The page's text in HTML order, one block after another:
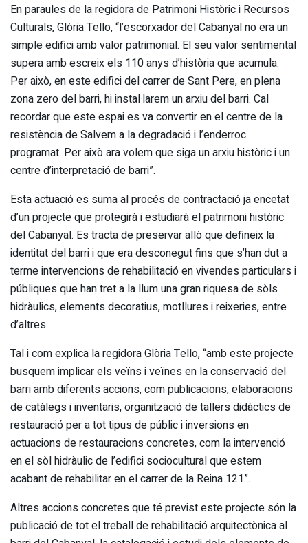
En paraules de la regidora de Patrimoni Històric i Recursos
Culturals, Glòria Tello, “l’escorxador del Cabanyal no era un
simple edifici amb valor patrimonial. El seu valor sentimental
supera amb escreix els 110 anys d’història que acumula.
Per això, en este edifici del carrer de Sant Pere, en plena
zona zero del barri, hi instal·larem un arxiu del barri. Cal
recordar que este espai es va convertir en el centre de la
resistència de Salvem a la degradació i l’enderroc
programat. Per això ara volem que siga un arxiu històric i un
centre d’interpretació de barri”.
Esta actuació es suma al procés de contractació ja encetat
d’un projecte que protegirà i estudiarà el patrimoni històric
del Cabanyal. Es tracta de preservar allò que defineix la
identitat del barri i que era desconegut fins que s’han dut a
terme intervencions de rehabilitació en vivendes particulars i
públiques que han tret a la llum una gran riquesa de sòls
hidràulics, elements decoratius, motllures i reixeries, entre
d’altres.
Tal i com explica la regidora Glòria Tello, “amb este projecte
busquem implicar els veïns i veïnes en la conservació del
barri amb diferents accions, com publicacions, elaboracions
de catàlegs i inventaris, organització de tallers didàctics de
restauració per a tot tipus de públic i inversions en
actuacions de restauracions concretes, com la intervenció
en el sòl hidràulic de l’edifici sociocultural que estem
acabant de rehabilitar en el carrer de la Reina 121”.
Altres accions concretes que té previst este projecte són la
publicació de tot el treball de rehabilitació arquitectònica al